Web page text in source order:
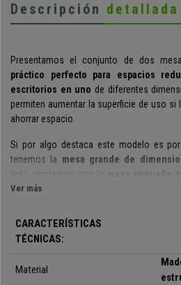
Descripción detallada
Presentamos el conjunto de dos
práctico perfecto para espacios
escritorios en uno de diferentes
permiten aumentar la superficie de uso
ahorrar espacio
Si por algo destaca este modelo es
tenemos la mesa grande de
lado, contamos con la
mesa pequeña
tiene cuatro ruedas (dos de ellas con
cajones,ofreciendo de esta manera un
Sobresale por tener un
fabricada con
Principalmente están
hechas con
Ver más
CARACTERÍSTICAS
TÉCNICAS:
Material